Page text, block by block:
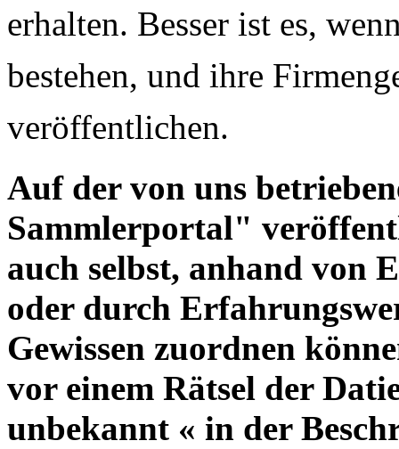
erhalten. Besser ist es,
bestehen, und ihre
veröffentlichen.
Auf der von uns
Sammlerportal"
auch selbst, anhand von
oder durch
Gewissen zuordnen
vor einem Rätsel der
unbekannt « in der